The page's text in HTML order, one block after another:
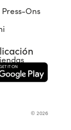
Ons
© 2026